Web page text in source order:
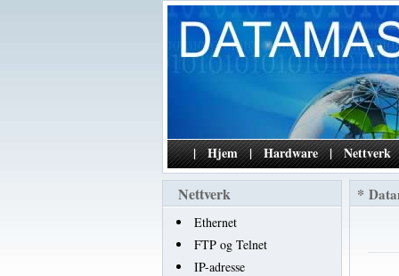
| Hjem | Hardware | Nettverk
Nettverk
Ethernet
FTP og Telnet
IP-adresse
*